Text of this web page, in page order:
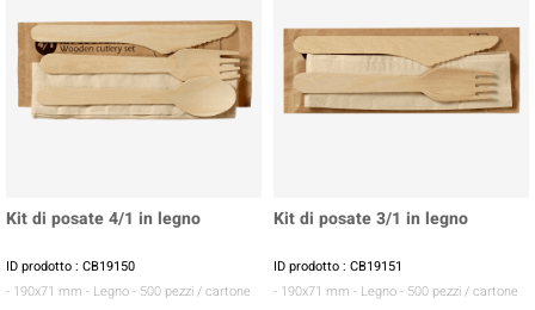
Kit di posate 4/1 in legno
ID prodotto : CB19150
- 190x71 mm - Legno- 500 pezzi / cartone
Kit di posate 3/1 in legno
ID prodotto : CB19151
- 190x71 mm - Legno- 500 pezzi / cartone